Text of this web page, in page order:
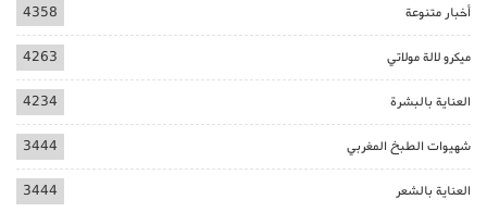
أخبار متنوعة 4358
ميكرو لالة مولاتي 4263
العناية بالبشرة 4234
شهيوات الطبخ المغربي 3444
العناية بالشعر 3444